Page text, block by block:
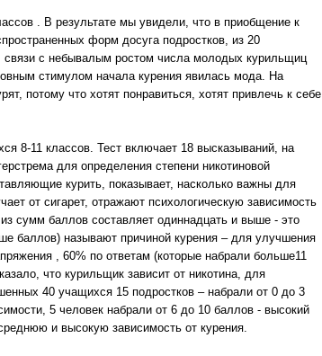
. В результате мы увидели, что в приобщение к
форм досуга подростков, из 20
связи с небывалым ростом числа молодых курильщиц
стимулом начала курения явилась мода. На
потому что хотят понравиться, хотят привлечь к себе
8-11 классов. Тест включает 18 высказываний, на
для определения степени никотиновой
курить, показывает, насколько важны для
от сигарет, отражают психологическую зависимость
сумм баллов составляет одиннадцать и выше - это
баллов) называют причиной курения – для улучшения
, 60% по ответам (которые набрали больше11
что курильщик зависит от никотина, для
40 учащихся 15 подростков – набрали от 0 до 3
5 человек набрали от 6 до 10 баллов - высокий
и высокую зависимость от курения.